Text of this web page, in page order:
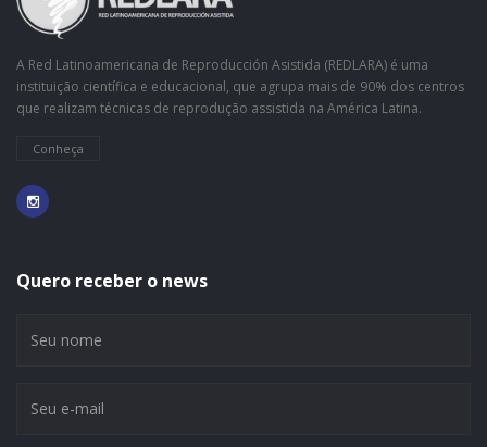
A Red Latinoamericana de Reproducción Asistida (REDLARA) é uma
instituição científica e educacional, que agrupa mais de 90% dos centros
que realizam técnicas de reprodução assistida na América Latina.
Conheça
Quero receber o news